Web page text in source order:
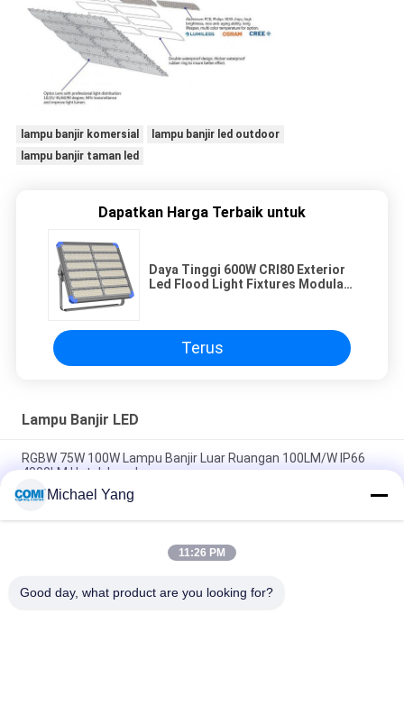
lampu banjir komersial
lampu banjir led outdoor
lampu banjir taman led
Dapatkan Harga Terbaik untuk
Daya Tinggi 600W CRI80 Exterior
Led Flood Light Fixtures Modular
Terus
Lampu Banjir LED
RGBW 75W 100W Lampu Banjir Luar Ruangan 100LM/W IP66
4000LM Untuk Lanskap
Dengan Braket Berbentuk U
RGBW DMX512 Led Garden Spotlight RDM 20W 30W 4000K
Michael Yang
11:26 PM
Good day, what product are you looking for?